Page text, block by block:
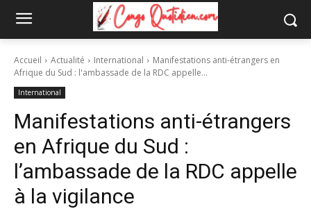
Accueil Actualité International
Manifestations anti-étrangers en
Afrique du Sud : l'ambassade de la RDC appelle...
International
Manifestations anti-étrangers
en Afrique du Sud :
l’ambassade de la RDC appelle
à la vigilance